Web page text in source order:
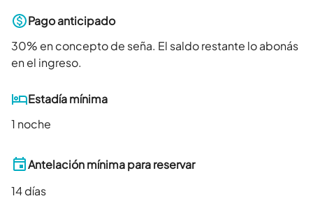
Pago anticipado
30% en concepto de seña. El saldo restante lo abonás
en el ingreso.
Estadía mínima
1 noche
Antelación mínima para reservar
14días